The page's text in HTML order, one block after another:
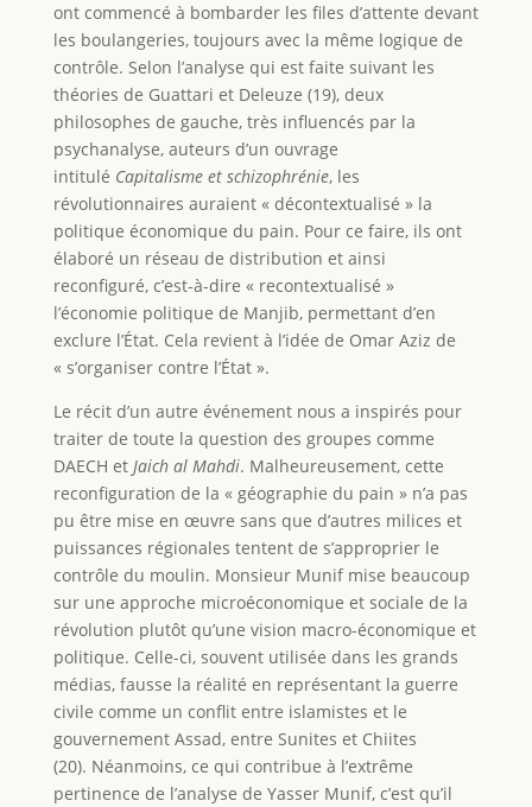
ont commencé à bombarder les files d’attente devant
les boulangeries, toujours avec la même logique de
contrôle. Selon l’analyse qui est faite suivant les
théories de Guattari et Deleuze (19), deux
philosophes de gauche, très influencés par la
psychanalyse, auteurs d’un ouvrage
intitulé Capitalisme et schizophrénie, les
révolutionnaires auraient « décontextualisé » la
politique économique du pain. Pour ce faire, ils ont
élaboré un réseau de distribution et ainsi
reconfiguré, c’est-à-dire « recontextualisé »
l’économie politique de Manjib, permettant d’en
exclure l’État. Cela revient à l’idée de Omar Aziz de
« s’organiser contre l’État ».
Le récit d’un autre événement nous a inspirés pour
traiter de toute la question des groupes comme
DAECH et Jaich al Mahdi. Malheureusement, cette
reconfiguration de la « géographie du pain » n’a pas
pu être mise en œuvre sans que d’autres milices et
puissances régionales tentent de s’approprier le
contrôle du moulin. Monsieur Munif mise beaucoup
sur une approche microéconomique et sociale de la
révolution plutôt qu’une vision macro-économique et
politique. Celle-ci, souvent utilisée dans les grands
médias, fausse la réalité en représentant la guerre
civile comme un conflit entre islamistes et le
gouvernement Assad, entre Sunites et Chiites
(20). Néanmoins, ce qui contribue à l’extrême
pertinence de l’analyse de Yasser Munif, c’est qu’il